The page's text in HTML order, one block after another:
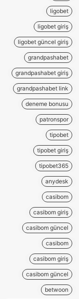
ligobet
ligobet giriş
ligobet güncel giriş
grandpashabet
grandpashabet giriş
grandpashabet link
deneme bonusu
patronspor
tipobet
tipobet giriş
tipobet365
anydesk
casibom
casibom giriş
casibom güncel
casibom
casibom giriş
casibom güncel
betwoon